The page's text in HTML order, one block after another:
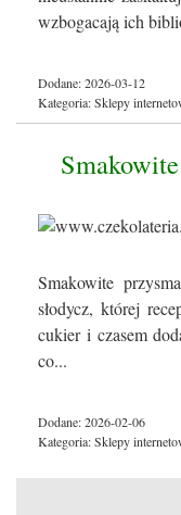
wzbogacają ich
Dodane: 2026-03-12
Kategoria: Sklepy
Smakowite
słodycz, której
cukier i czasem
co...
Dodane: 2026-02-06
Kategoria: Sklepy